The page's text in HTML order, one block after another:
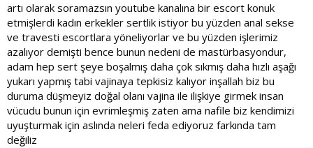
artı olarak soramazsın youtube kanalına bir escort konuk
etmişlerdi kadın erkekler sertlik istiyor bu yüzden anal sekse
ve travesti escortlara yöneliyorlar ve bu yüzden işlerimiz
azalıyor demişti bence bunun nedeni de mastürbasyondur,
adam hep sert şeye boşalmış daha çok sıkmış daha hızlı aşağı
yukarı yapmış tabi vajinaya tepkisiz kalıyor inşallah biz bu
duruma düşmeyiz doğal olanı vajina ile ilişkiye girmek insan
vücudu bunun için evrimleşmiş zaten ama nafile biz kendimizi
uyuşturmak için aslında neleri feda ediyoruz farkında tam
değiliz